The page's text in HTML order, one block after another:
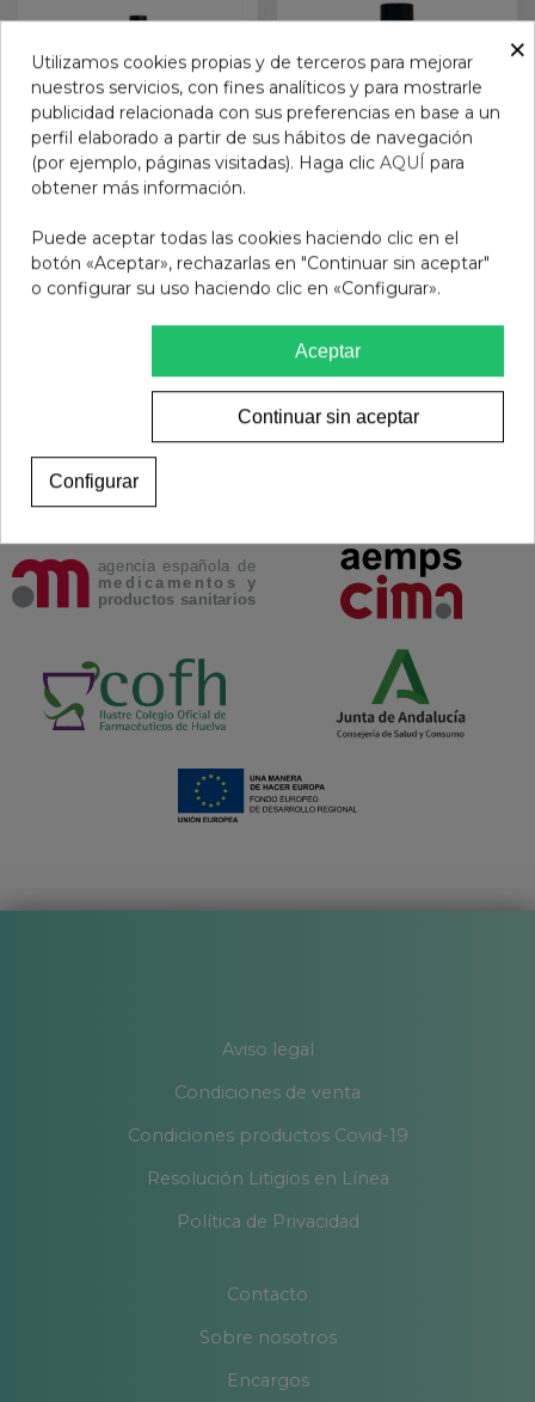
EYER POWDER
(MAQUILLAJE DE CEJAS)
10,95 €
Laca de uñas Mia MATT
EFFECT TOP COAT 6264
7,95 €
Añadir al carrito
Aviso legal
Condiciones de venta
Condiciones productos Covid-19
Resolución Litigios en Línea
Política de Privacidad
Contacto
Sobre nosotros
Encargos
×
Utilizamos cookies propias y de terceros para mejorar
nuestros servicios, con fines analíticos y para mostrarle
publicidad relacionada con sus preferencias en base a un
perfil elaborado a partir de sus hábitos de navegación
(por ejemplo, páginas visitadas). Haga clic AQUÍ para
obtener más información.
Puede aceptar todas las cookies haciendo clic en el
botón «Aceptar», rechazarlas en "Continuar sin aceptar"
o configurar su uso haciendo clic en «Configurar».
Aceptar
Continuar sin aceptar
Configurar